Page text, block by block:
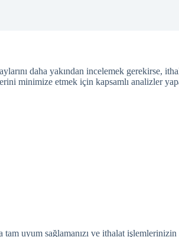
daha yakından incelemek gerekirse,
minimize etmek için kapsamlı analizler
uyum sağlamanızı ve ithalat